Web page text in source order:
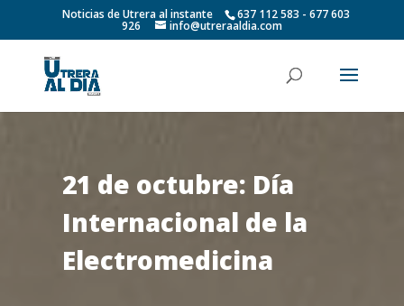
Noticias de Utrera al instante 637 112 583 - 677 603
926 info@utreraaldia.com
21 de octubre: Día
Internacional de la
Electromedicina